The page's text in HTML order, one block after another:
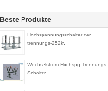
Beste Produkte
Hochspannungsschalter der
trennungs-252kv
Wechselstrom Hochspg-Trennungs-
Schalter